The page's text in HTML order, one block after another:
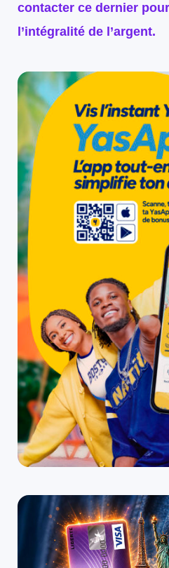
contacter ce dernier
l’intégralité de l’argent.